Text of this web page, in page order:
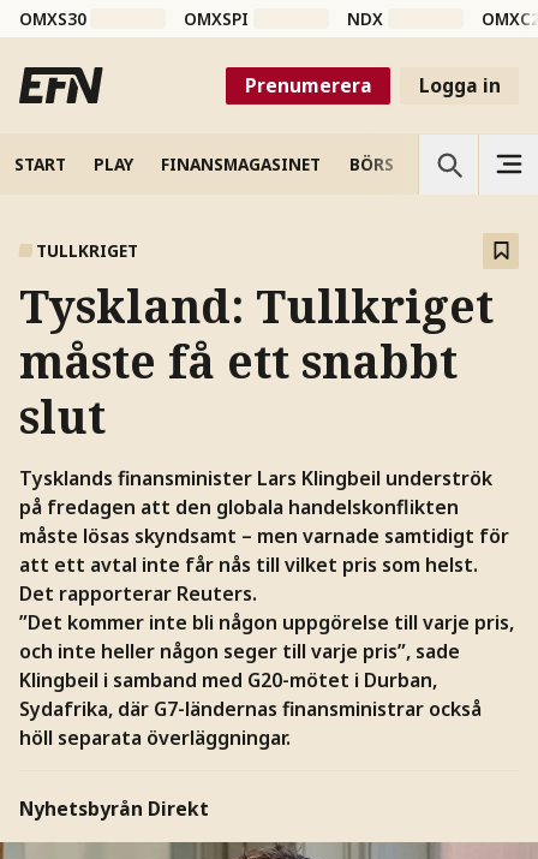
OMXS30 OMXSPI NDX
Prenumerera Logga in
START PLAY FINANSMAGASINET BÖRS VETENSKAP
TULLKRIGET
Tyskland: Tullkriget
måste få ett snabbt
slut
Tysklands finansminister Lars Klingbeil underströk
på fredagen att den globala handelskonflikten
måste lösas skyndsamt – men varnade samtidigt för
att ett avtal inte får nås till vilket pris som helst.
Det rapporterar Reuters.
”Det kommer inte bli någon uppgörelse till varje pris,
och inte heller någon seger till varje pris”, sade
Klingbeil i samband med G20-mötet i Durban,
Sydafrika, där G7-ländernas finansministrar också
höll separata överläggningar.
Nyhetsbyrån Direkt